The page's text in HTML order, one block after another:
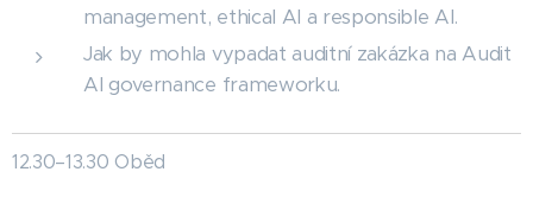
management, ethical AI a responsible AI.
Jak by mohla vypadat auditní zakázka na Audit
AI governance frameworku.
12.30–13.30 Oběd